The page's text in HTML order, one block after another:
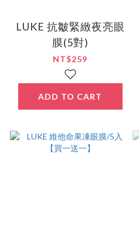
LUKE 抗皺緊緻夜亮眼
膜(5對)
NT$259
ADD TO CART